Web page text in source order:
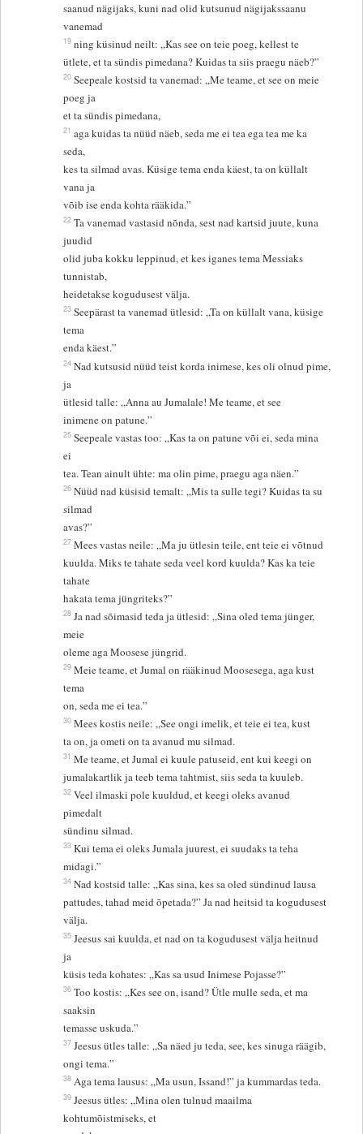
saanud nägijaks, kuni nad olid kutsunud nägijakssaanu
vanemad
19 ning küsinud neilt: „Kas see on teie poeg, kellest te
ütlete, et ta sündis pimedana? Kuidas ta siis praegu näeb?”
20 Seepeale kostsid ta vanemad: „Me teame, et see on meie
poeg ja
et ta sündis pimedana,
21 aga kuidas ta nüüd näeb, seda me ei tea ega tea me ka
seda,
kes ta silmad avas. Küsige tema enda käest, ta on küllalt
vana ja
võib ise enda kohta rääkida.”
22 Ta vanemad vastasid nõnda, sest nad kartsid juute, kuna
juudid
olid juba kokku leppinud, et kes iganes tema Messiaks
tunnistab,
heidetakse kogudusest välja.
23 Seepärast ta vanemad ütlesid: „Ta on küllalt vana, küsige
tema
enda käest.”
24 Nad kutsusid nüüd teist korda inimese, kes oli olnud pime,
ja
ütlesid talle: „Anna au Jumalale! Me teame, et see
inimene on patune.”
25 Seepeale vastas too: „Kas ta on patune või ei, seda mina
ei
tea. Tean ainult ühte: ma olin pime, praegu aga näen.”
26 Nüüd nad küsisid temalt: „Mis ta sulle tegi? Kuidas ta su
silmad
avas?”
27 Mees vastas neile: „Ma ju ütlesin teile, ent teie ei võtnud
kuulda. Miks te tahate seda veel kord kuulda? Kas ka teie
tahate
hakata tema jüngriteks?”
28 Ja nad sõimasid teda ja ütlesid: „Sina oled tema jünger,
meie
oleme aga Moosese jüngrid.
29 Meie teame, et Jumal on rääkinud Moosesega, aga kust
tema
on, seda me ei tea.”
30 Mees kostis neile: „See ongi imelik, et teie ei tea, kust
ta on, ja ometi on ta avanud mu silmad.
31 Me teame, et Jumal ei kuule patuseid, ent kui keegi on
jumalakartlik ja teeb tema tahtmist, siis seda ta kuuleb.
32 Veel ilmaski pole kuuldud, et keegi oleks avanud
pimedalt
sündinu silmad.
33 Kui tema ei oleks Jumala juurest, ei suudaks ta teha
midagi.”
34 Nad kostsid talle: „Kas sina, kes sa oled sündinud lausa
pattudes, tahad meid õpetada?” Ja nad heitsid ta kogudusest
välja.
35 Jeesus sai kuulda, et nad on ta kogudusest välja heitnud
ja
küsis teda kohates: „Kas sa usud Inimese Pojasse?”
36 Too kostis: „Kes see on, isand? Ütle mulle seda, et ma
saaksin
temasse uskuda.”
37 Jeesus ütles talle: „Sa näed ju teda, see, kes sinuga räägib,
ongi tema.”
38 Aga tema lausus: „Ma usun, Issand!” ja kummardas teda.
39 Jeesus ütles: „Mina olen tulnud maailma
kohtumõistmiseks, et